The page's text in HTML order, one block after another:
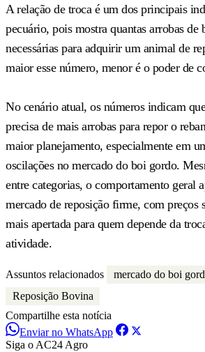
A relação de troca é um dos principais
pecuário, pois mostra quantas arrobas de
necessárias para adquirir um animal de
maior esse número, menor é o poder de
No cenário atual, os números indicam
precisa de mais arrobas para repor o
maior planejamento, especialmente em
oscilações no mercado do boi gordo.
entre categorias, o comportamento geral
mercado de reposição firme, com preços
mais apertada para quem depende da
atividade.
Assuntos relacionados mercado do boi
Reposição Bovina
Compartilhe esta notícia
Enviar no WhatsApp
Siga o AC24 Agro